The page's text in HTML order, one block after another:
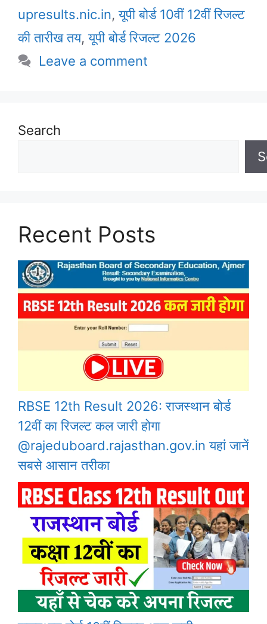
upresults.nic.in,यूपी बोर्ड 10वीं 12वीं रिजल्ट
की तारीख तय,यूपी बोर्ड रिजल्ट 2026
Leave a comment
Search
Recent Posts
RBSE 12th Result 2026: राजस्थान बोर्ड
12वीं का रिजल्ट कल जारी होगा
@rajeduboard.rajasthan.gov.in यहां जानें
सबसे आसान तरीका